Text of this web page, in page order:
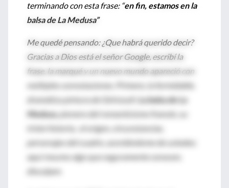
terminando con esta frase: “en fin, estamos en la
balsa de La Medusa”
Me quedé pensando: ¿Que habrá querido decir?
Gracias a Dios está el señor Google, escribí la
frase, la marqué y un nuevo mundo apareció con
múltiples connotaciones. Primero, la formidable,
dramática pintura de Géricoult:
La balsa de La
Medusa, pionero del romanticismo francés, su
triste historia, el origen, circunstancias,
personajes del cuadro, acordándome de ustedes;
aquí resumo algo que seguramente conocen,
disculpen.